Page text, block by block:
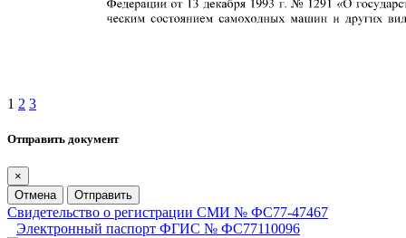
1 2 3
Отправить документ
×
Отмена
Отправить
Свидетельство о регистрации СМИ № ФС77-47467
Электронный паспорт ФГИС № ФС77110096